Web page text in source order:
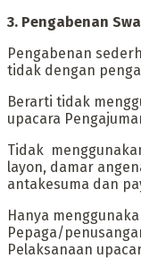
3. Pengabenan
‎Pengabenan
tidak dengan
Berarti tidak
upacara
Tidak
layon, damar
antakesuma dan
Hanya
Pepaga/
Pelaksanaan